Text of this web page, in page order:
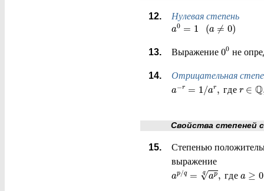
Нулевая степень
a0 = 1 (a ≠ 0)
Выражение 00 не
Отрицательная
a−r = 1 /ar , где r ∈ Q
Свойства степеней с
Степенью
выражение
ap/q = q
√ap, где a ≥ 0